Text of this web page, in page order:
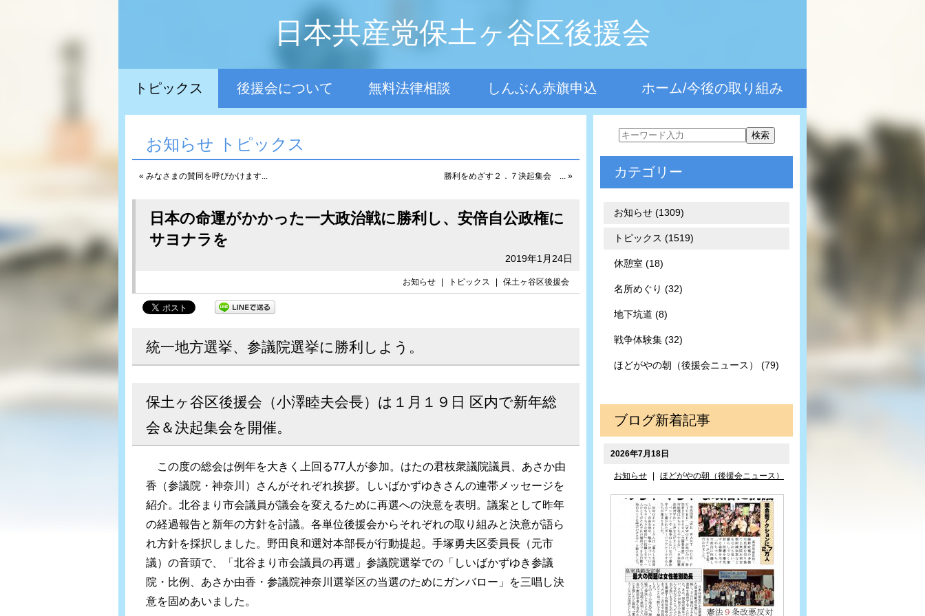
日本共産党保土ヶ谷区後援会
トピックス 後援会について 無料法律相談 しんぶん赤旗申込 ホーム/今後の取り組み
お知らせ トピックス
« みなさまの賛同を呼びかけます... 勝利をめざす２．７決起集会 ... »
日本の命運がかかった一大政治戦に勝利し、安倍自公政権に
サヨナラを
2019年1月24日
お知らせ トピックス 保土ヶ谷区後援会
統一地方選挙、参議院選挙に勝利しよう。
保土ヶ谷区後援会（小澤睦夫会長）は１月１９日 区内で新年総
会＆決起集会を開催。
この度の総会は例年を大きく上回る77人が参加。はたの君枝衆議院議員、あさか由
香（参議院・神奈川）さんがそれぞれ挨拶。しいばかずゆきさんの連帯メッセージを
紹介。北谷まり市会議員が議会を変えるために再選への決意を表明。議案として昨年
の経過報告と新年の方針を討議。各単位後援会からそれぞれの取り組みと決意が語ら
れ方針を採択しました。野田良和選対本部長が行動提起。手塚勇夫区委員長（元市
議）の音頭で、「北谷まり市会議員の再選」参議院選挙での「しいばかずゆき参議
院・比例、あさか由香・参議院神奈川選挙区の当選のためにガンバロー」を三唱し決
意を固めあいました。
カテゴリー
お知らせ (1309)
トピックス (1519)
休憩室 (18)
名所めぐり (32)
地下坑道 (8)
戦争体験集 (32)
ほどがやの朝（後援会ニュース） (79)
ブログ新着記事
2026年7月18日
お知らせ ほどがやの朝（後援会ニュース）